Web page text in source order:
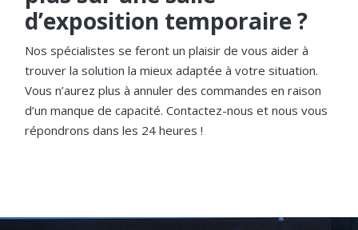
d’exposition temporaire ?
Nos spécialistes se feront un plaisir de vous aider à
trouver la solution la mieux adaptée à votre situation.
Vous n’aurez plus à annuler des commandes en raison
d’un manque de capacité. Contactez-nous et nous vous
répondrons dans les 24 heures !